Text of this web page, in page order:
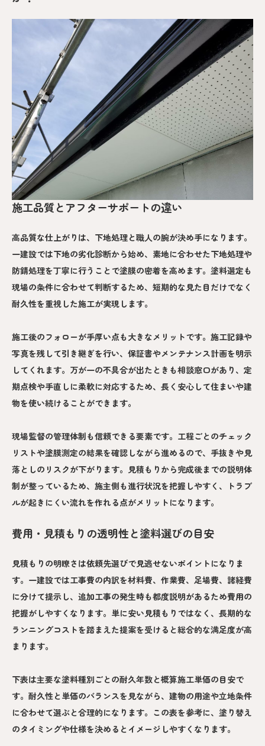
施工品質とアフターサポートの違い
高品質な仕上がりは、下地処理と職人の腕が決め手になります。
一建設では下地の劣化診断から始め、素地に合わせた下地処理や
防錆処理を丁寧に行うことで塗膜の密着を高めます。塗料選定も
現場の条件に合わせて判断するため、短期的な見た目だけでなく
耐久性を重視した施工が実現します。
施工後のフォローが手厚い点も大きなメリットです。施工記録や
写真を残して引き継ぎを行い、保証書やメンテナンス計画を明示
してくれます。万が一の不具合が出たときも相談窓口があり、定
期点検や手直しに柔軟に対応するため、長く安心して住まいや建
物を使い続けることができます。
現場監督の管理体制も信頼できる要素です。工程ごとのチェック
リストや塗膜測定の結果を確認しながら進めるので、手抜きや見
落としのリスクが下がります。見積もりから完成後までの説明体
制が整っているため、施主側も進行状況を把握しやすく、トラブ
ルが起きにくい流れを作れる点がメリットになります。
費用・見積もりの透明性と塗料選びの目安
見積もりの明瞭さは依頼先選びで見逃せないポイントになりま
す。一建設では工事費の内訳を材料費、作業費、足場費、諸経費
に分けて提示し、追加工事の発生時も都度説明があるため費用の
把握がしやすくなります。単に安い見積もりではなく、長期的な
ランニングコストを踏まえた提案を受けると総合的な満足度が高
まります。
下表は主要な塗料種別ごとの耐久年数と概算施工単価の目安で
す。耐久性と単価のバランスを見ながら、建物の用途や立地条件
に合わせて選ぶと合理的になります。この表を参考に、塗り替え
のタイミングや仕様を決めるとイメージしやすくなります。